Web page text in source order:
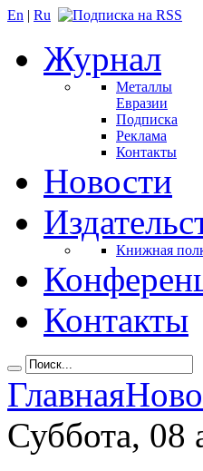
En | Ru
Журнал
Металлы
Евразии
Подписка
Реклама
Контакты
Новости
Книжная
Контакты
Главная
Суббота, 08